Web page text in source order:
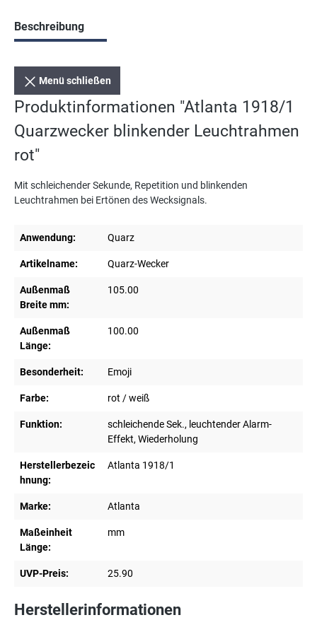
Beschreibung
Menü schließen
Produktinformationen "Atlanta 1918/1
Quarzwecker blinkender Leuchtrahmen
rot"
Mit schleichender Sekunde, Repetition und blinkenden
Leuchtrahmen bei Ertönen des Wecksignals.
Anwendung: Quarz
Artikelname: Quarz-Wecker
Außenmaß
Breite mm:
105.00
Außenmaß
Länge:
100.00
Besonderheit: Emoji
Farbe: rot / weiß
Funktion:
schleichende Sek., leuchtender Alarm-
Effekt, Wiederholung
Herstellerbezeic
hnung:
Atlanta 1918/1
Marke: Atlanta
Maßeinheit
Länge:
mm
UVP-Preis: 25.90
Herstellerinformationen